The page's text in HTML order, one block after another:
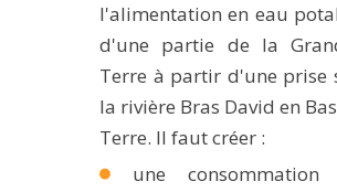
l'alimentation en eau
d'une partie de la
Terre à partir d'une prise
la rivière Bras David en
Terre. Il faut créer :
une consommation